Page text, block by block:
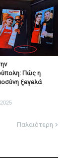
Πώς η
ξεγελά
Παλαιότερη